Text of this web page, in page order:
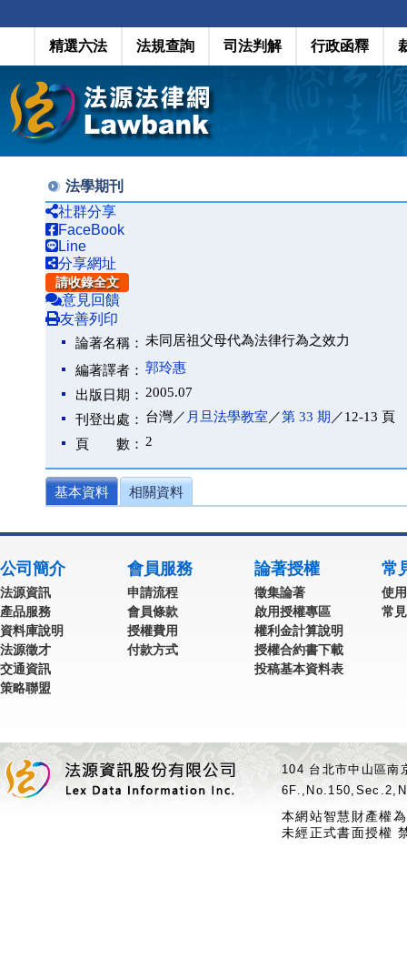
精選六法 法規查詢 司法判解 行政函釋
法學期刊
社群分享
FaceBook
Line
分享網址
請收錄全文
意見回饋
友善列印
論著名稱： 未同居祖父母代為法律行為之效力
編著譯者： 郭玲惠
出版日期： 2005.07
刊登出處： 台灣／ 月旦法學教室 ／第 33 期 ／12-13 頁
頁 數： 2
基本資料 相關資料
公司簡介
法源資訊
產品服務
資料庫說明
法源徵才
交通資訊
策略聯盟
會員服務
申請流程
會員條款
授權費用
付款方式
論著授權
徵集論著
啟用授權專區
權利金計算說明
授權合約書下載
投稿基本資料表
常
使
常
104 台北市中山區
本網站智慧財產權
未經正式書面授權